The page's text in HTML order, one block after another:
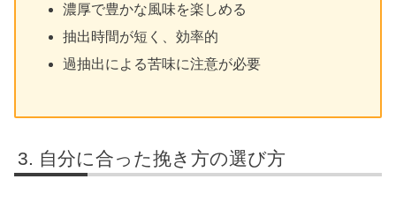
濃厚で豊かな風味を楽しめる
抽出時間が短く、効率的
過抽出による苦味に注意が必要
自分に合った挽き方の選び方